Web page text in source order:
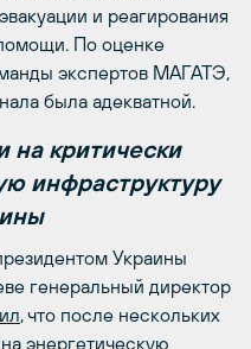
и реагирования
По оценке
экспертов МАГАТЭ,
была адекватной.
на критически
инфраструктуру
Украины
генеральный директор
, что после нескольких
энергетическую